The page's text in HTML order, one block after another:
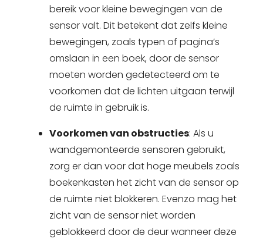
bereik voor kleine bewegingen van de
sensor valt. Dit betekent dat zelfs kleine
bewegingen, zoals typen of pagina’s
omslaan in een boek, door de sensor
moeten worden gedetecteerd om te
voorkomen dat de lichten uitgaan terwijl
de ruimte in gebruik is.
Voorkomen van obstructies: Als u
wandgemonteerde sensoren gebruikt,
zorg er dan voor dat hoge meubels zoals
boekenkasten het zicht van de sensor op
de ruimte niet blokkeren. Evenzo mag het
zicht van de sensor niet worden
geblokkeerd door de deur wanneer deze